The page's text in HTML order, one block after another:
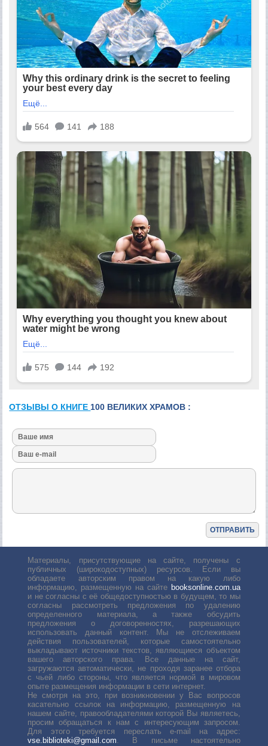
ОТЗЫВЫ О КНИГЕ100 ВЕЛИКИХ ХРАМОВ :
Материалы, присутствующие на сайте, получены с
публичных (широкодоступных) ресурсов. Если вы
обладаете авторским правом на какую либо
информацию, размещенную на сайте booksonline.com.ua
и не согласны с её общедоступностью в будущем, то мы
согласны рассмотреть предложения по удалению
определенного материала, а также обсудить
предложения о договоренностях, разрешающих
использовать данный контент. Мы не отслеживаем
действия пользователей, которые самостоятельно
выкладывают источники текстов, являющиеся объектом
вашего авторского права. Все данные на сайт,
загружаются автоматически, не проходя заранее отбора
с чьей либо стороны, что является нормой в мировом
опыте размещения информации в сети интернет.
Не смотря на это, при возникновении у Вас вопросов
касательно ссылок на информацию, размещенную на
нашем сайте, правообладателями которой Вы являетесь,
просим обращаться к нам с интересующим запросом.
Для этого требуется переслать е-mail на адрес:
vse.biblioteki@gmail.com. В письме настоятельно